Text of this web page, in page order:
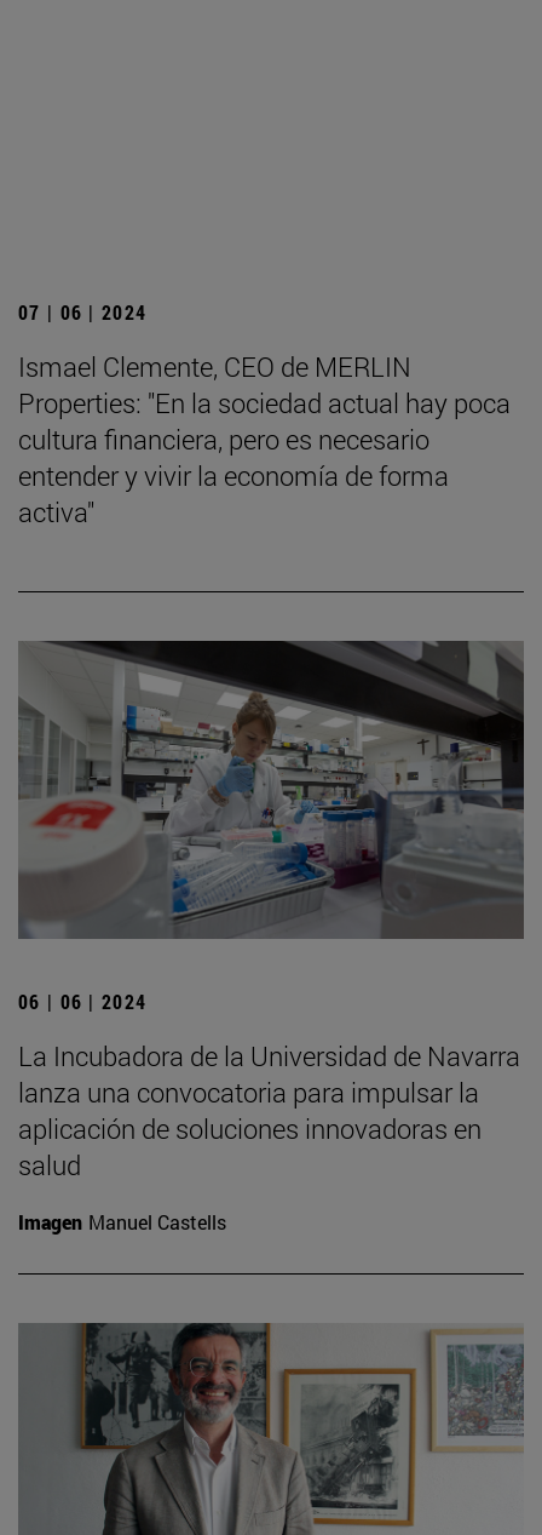
07 | 06 | 2024
Ismael Clemente, CEO de MERLIN
Properties: "En la sociedad actual hay poca
cultura financiera, pero es necesario
entender y vivir la economía de forma
activa"
06 | 06 | 2024
La Incubadora de la Universidad de Navarra
lanza una convocatoria para impulsar la
aplicación de soluciones innovadoras en
salud
Imagen Manuel Castells